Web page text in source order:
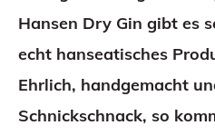
Hansen Dry Gin gibt es
echt hanseatisches
Ehrlich, handgemacht
Schnickschnack, so